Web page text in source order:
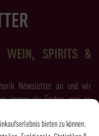
bieten zu können.
WEIN, SPIRITS &
Newsletter an und wir
immer als Erstes, was es